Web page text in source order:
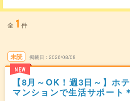
全 1 件
未読
NEW
掲載日 2026/08/08
【8月～OK！週3日～】ホ
マンションで生活サポート